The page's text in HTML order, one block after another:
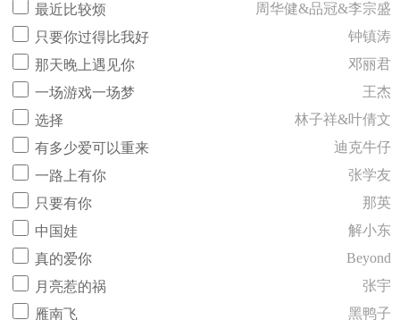
最近比较烦
周华健&品冠&李宗盛
只要你过得比我好
钟镇涛
那天晚上遇见你
邓丽君
一场游戏一场梦
王杰
选择
林子祥&叶倩文
有多少爱可以重来
迪克牛仔
一路上有你
张学友
只要有你
那英
中国娃
解小东
真的爱你
Beyond
月亮惹的祸
张宇
雁南飞
黑鸭子